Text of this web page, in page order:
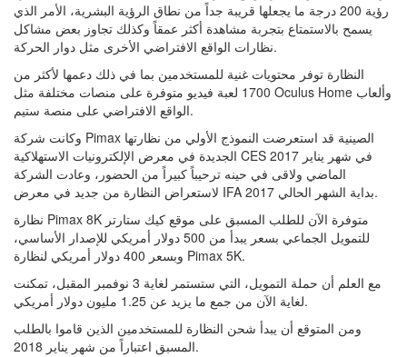
رؤية 200 درجة ما يجعلها قريبة جداً من نطاق الرؤية البشرية، الأمر الذي
يسمح بالاستمتاع بتجربة مشاهدة أكثر عمقاً وكذلك تجاوز بعض مشاكل
نظارات الواقع الافتراضي الأخرى مثل دوار الحركة.
النظارة توفر محتويات غنية للمستخدمين بما في ذلك دعمها لأكثر من
1700 لعبة فيديو متوفرة على منصات مختلفة مثل Oculus Home وألعاب
الواقع الافتراضي على منصة ستيم.
وكانت شركة Pimax الصينية قد استعرضت النموذج الأولي من نظارتها
الجديدة في معرض الإلكترونيات الاستهلاكية CES 2017 في شهر يناير
الماضي ولاقى في حينه ترحيباً كبيراً من الحضور، وعادت الشركة
لاستعراض النظارة من جديد في معرض IFA 2017 بداية الشهر الحالي.
نظارة Pimax 8K متوفرة الآن للطلب المسبق على موقع كيك ستارتر
للتمويل الجماعي بسعر يبدأ من 500 دولار أمريكي للإصدار الأساسي،
وبسعر 400 دولار أمريكي لنظارة Pimax 5K.
مع العلم أن حملة التمويل، التي ستستمر لغاية 3 نوفمبر المقبل، تمكنت
لغاية الآن من جمع ما يزيد عن 1.25 مليون دولار أمريكي.
ومن المتوقع أن يبدأ شحن النظارة للمستخدمين الذين قاموا بالطلب
المسبق اعتباراً من شهر يناير 2018.